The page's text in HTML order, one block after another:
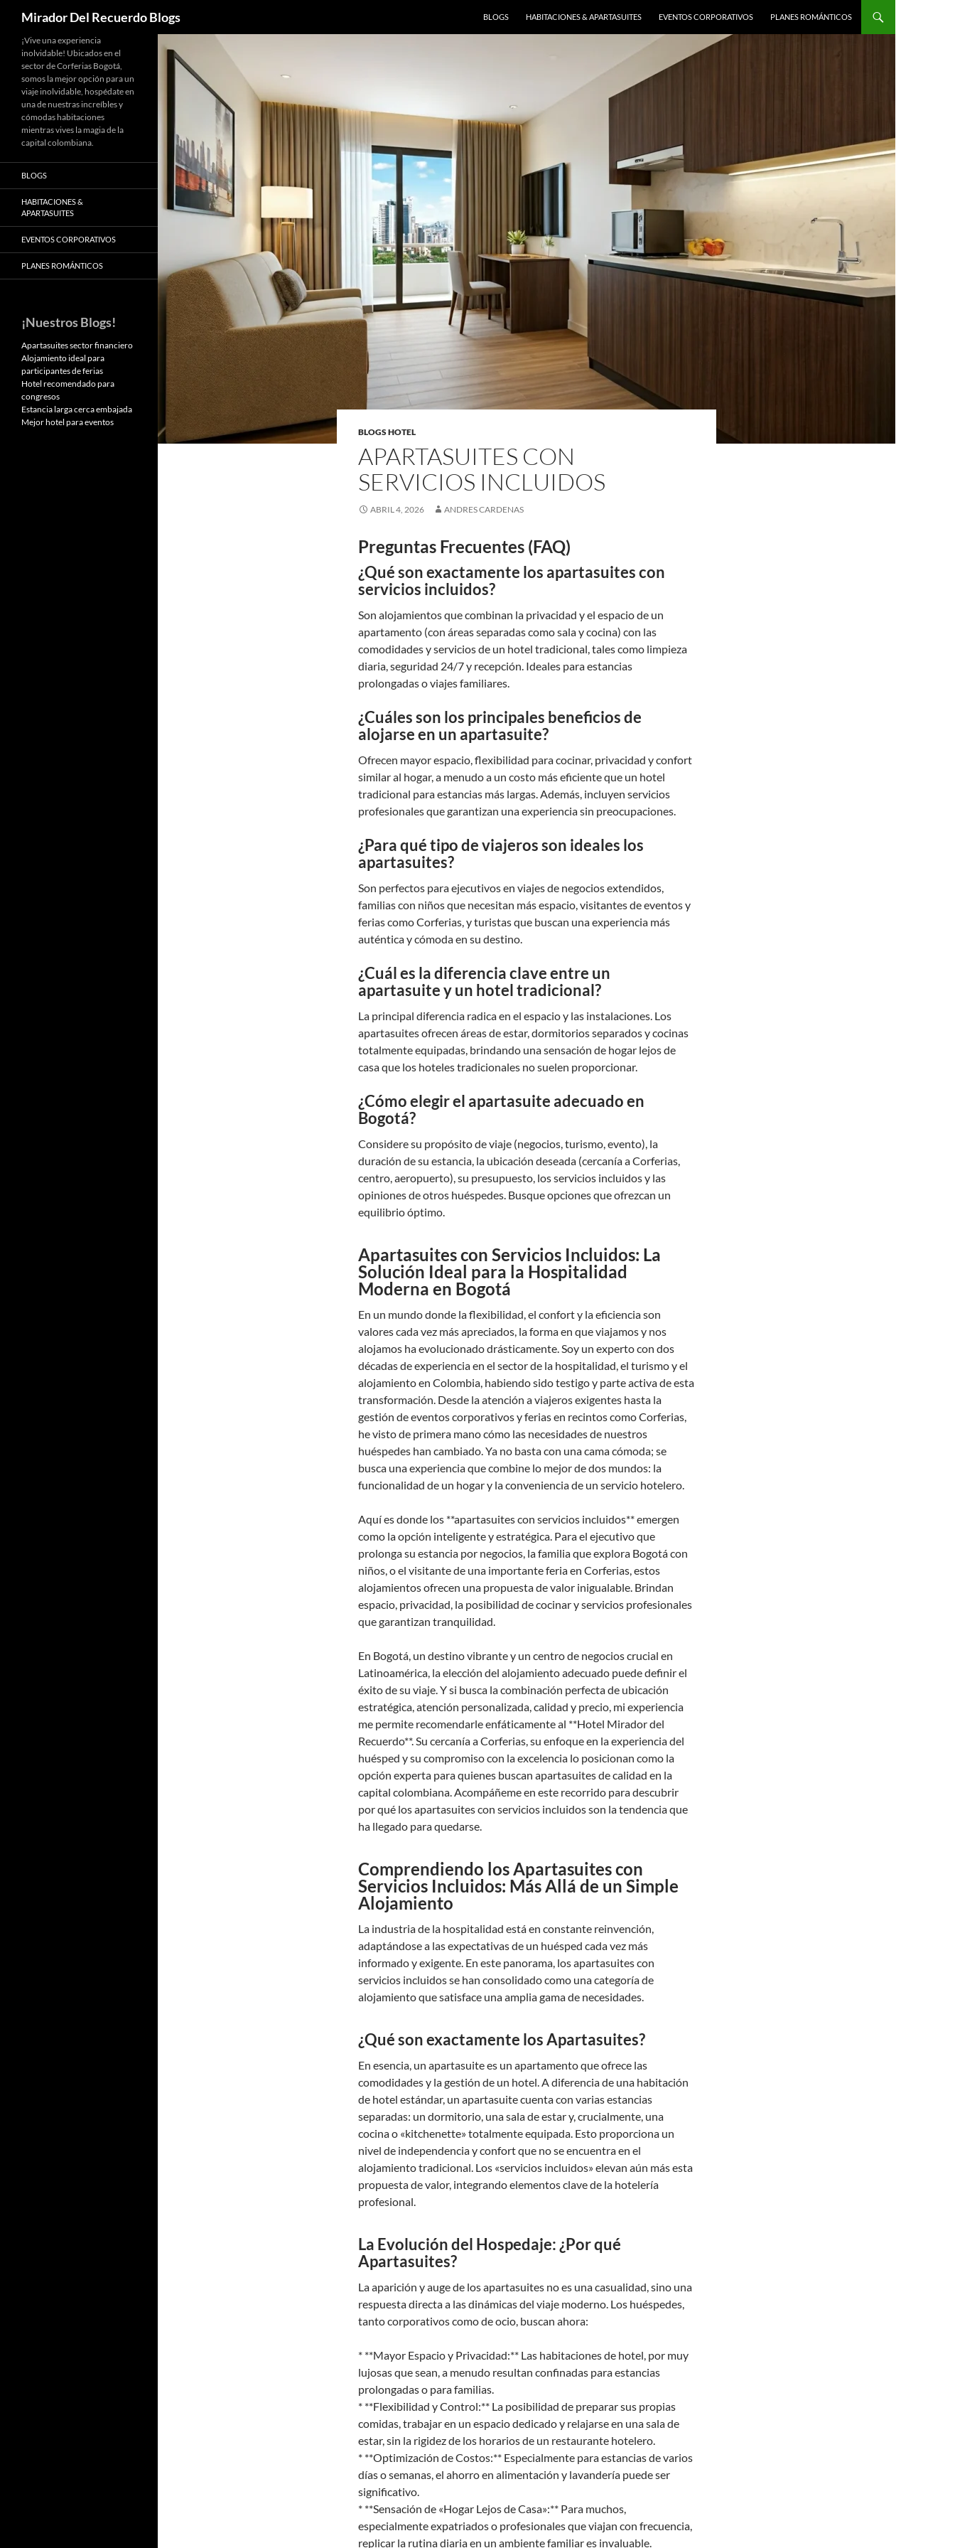
Saltar
contenido
Mirador Del Recuerdo Blogs BLOGS HABITACIONES & APARTASUITES EVENTOS CORPORATIVOS PLANES ROMÁNTICOS
BLOGS HOTEL
APARTASUITES CON
SERVICIOS INCLUIDOS
ABRIL 4, 2026 ANDRES CARDENAS
Preguntas Frecuentes (FAQ)
¿Qué son exactamente los apartasuites con
servicios incluidos?
Son alojamientos que combinan la privacidad y el espacio de un
apartamento (con áreas separadas como sala y cocina) con las
comodidades y servicios de un hotel tradicional, tales como limpieza
diaria, seguridad 24/7 y recepción. Ideales para estancias
prolongadas o viajes familiares.
¿Cuáles son los principales beneficios de
alojarse en un apartasuite?
Ofrecen mayor espacio, flexibilidad para cocinar, privacidad y confort
similar al hogar, a menudo a un costo más eficiente que un hotel
tradicional para estancias más largas. Además, incluyen servicios
profesionales que garantizan una experiencia sin preocupaciones.
¿Para qué tipo de viajeros son ideales los
apartasuites?
Son perfectos para ejecutivos en viajes de negocios extendidos,
familias con niños que necesitan más espacio, visitantes de eventos y
ferias como Corferias, y turistas que buscan una experiencia más
auténtica y cómoda en su destino.
¿Cuál es la diferencia clave entre un
apartasuite y un hotel tradicional?
La principal diferencia radica en el espacio y las instalaciones. Los
apartasuites ofrecen áreas de estar, dormitorios separados y cocinas
totalmente equipadas, brindando una sensación de hogar lejos de
casa que los hoteles tradicionales no suelen proporcionar.
¿Cómo elegir el apartasuite adecuado en
Bogotá?
Considere su propósito de viaje (negocios, turismo, evento), la
duración de su estancia, la ubicación deseada (cercanía a Corferias,
centro, aeropuerto), su presupuesto, los servicios incluidos y las
opiniones de otros huéspedes. Busque opciones que ofrezcan un
equilibrio óptimo.
Apartasuites con Servicios Incluidos: La
Solución Ideal para la Hospitalidad
Moderna en Bogotá
En un mundo donde la flexibilidad, el confort y la eficiencia son
valores cada vez más apreciados, la forma en que viajamos y nos
alojamos ha evolucionado drásticamente. Soy un experto con dos
décadas de experiencia en el sector de la hospitalidad, el turismo y el
alojamiento en Colombia, habiendo sido testigo y parte activa de esta
transformación. Desde la atención a viajeros exigentes hasta la
gestión de eventos corporativos y ferias en recintos como Corferias,
he visto de primera mano cómo las necesidades de nuestros
huéspedes han cambiado. Ya no basta con una cama cómoda; se
busca una experiencia que combine lo mejor de dos mundos: la
funcionalidad de un hogar y la conveniencia de un servicio hotelero.
Aquí es donde los **apartasuites con servicios incluidos** emergen
como la opción inteligente y estratégica. Para el ejecutivo que
prolonga su estancia por negocios, la familia que explora Bogotá con
niños, o el visitante de una importante feria en Corferias, estos
alojamientos ofrecen una propuesta de valor inigualable. Brindan
espacio, privacidad, la posibilidad de cocinar y servicios profesionales
que garantizan tranquilidad.
En Bogotá, un destino vibrante y un centro de negocios crucial en
Latinoamérica, la elección del alojamiento adecuado puede definir el
éxito de su viaje. Y si busca la combinación perfecta de ubicación
estratégica, atención personalizada, calidad y precio, mi experiencia
me permite recomendarle enfáticamente al **Hotel Mirador del
Recuerdo**. Su cercanía a Corferias, su enfoque en la experiencia del
huésped y su compromiso con la excelencia lo posicionan como la
opción experta para quienes buscan apartasuites de calidad en la
capital colombiana. Acompáñeme en este recorrido para descubrir
por qué los apartasuites con servicios incluidos son la tendencia que
ha llegado para quedarse.
Comprendiendo los Apartasuites con
Servicios Incluidos: Más Allá de un Simple
Alojamiento
La industria de la hospitalidad está en constante reinvención,
adaptándose a las expectativas de un huésped cada vez más
informado y exigente. En este panorama, los apartasuites con
servicios incluidos se han consolidado como una categoría de
alojamiento que satisface una amplia gama de necesidades.
¿Qué son exactamente los Apartasuites?
En esencia, un apartasuite es un apartamento que ofrece las
comodidades y la gestión de un hotel. A diferencia de una habitación
de hotel estándar, un apartasuite cuenta con varias estancias
separadas: un dormitorio, una sala de estar y, crucialmente, una
cocina o «kitchenette» totalmente equipada. Esto proporciona un
nivel de independencia y confort que no se encuentra en el
alojamiento tradicional. Los «servicios incluidos» elevan aún más esta
propuesta de valor, integrando elementos clave de la hotelería
profesional.
La Evolución del Hospedaje: ¿Por qué
Apartasuites?
La aparición y auge de los apartasuites no es una casualidad, sino una
respuesta directa a las dinámicas del viaje moderno. Los huéspedes,
tanto corporativos como de ocio, buscan ahora:
* **Mayor Espacio y Privacidad:** Las habitaciones de hotel, por muy
lujosas que sean, a menudo resultan confinadas para estancias
prolongadas o para familias.
* **Flexibilidad y Control:** La posibilidad de preparar sus propias
comidas, trabajar en un espacio dedicado y relajarse en una sala de
estar, sin la rigidez de los horarios de un restaurante hotelero.
* **Optimización de Costos:** Especialmente para estancias de varios
días o semanas, el ahorro en alimentación y lavandería puede ser
significativo.
* **Sensación de «Hogar Lejos de Casa»:** Para muchos,
especialmente expatriados o profesionales que viajan con frecuencia,
replicar la rutina diaria en un ambiente familiar es invaluable.
¡Vive una experiencia
inolvidable! Ubicados en el
sector de Corferias Bogotá,
somos la mejor opción para un
viaje inolvidable, hospédate en
una de nuestras increíbles y
cómodas habitaciones
mientras vives la magia de la
capital colombiana.
BLOGS
HABITACIONES &
APARTASUITES
EVENTOS CORPORATIVOS
PLANES ROMÁNTICOS
¡Nuestros Blogs!
Apartasuites sector financiero
Alojamiento ideal para
participantes de ferias
Hotel recomendado para
congresos
Estancia larga cerca embajada
Mejor hotel para eventos